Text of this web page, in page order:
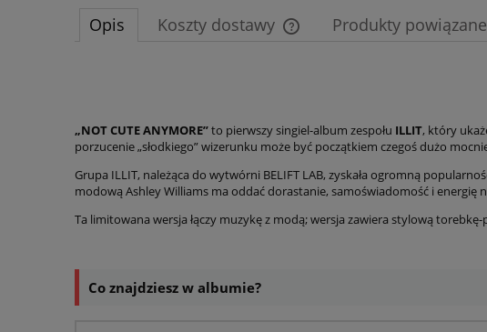
Opis Koszty dostawy Produkty powiązane
„NOT CUTE ANYMORE”to pierwszy singiel-album zespołu ILLIT, który
porzucenie „słodkiego” wizerunku może być początkiem czegoś dużo
Grupa ILLIT, należąca do wytwórni BELIFT LAB, zyskała ogromną
modową Ashley Williams ma oddać dorastanie, samoświadomość i energię
Ta limitowana wersja łączy muzykę z modą; wersja zawiera stylową
Co znajdziesz w albumie?